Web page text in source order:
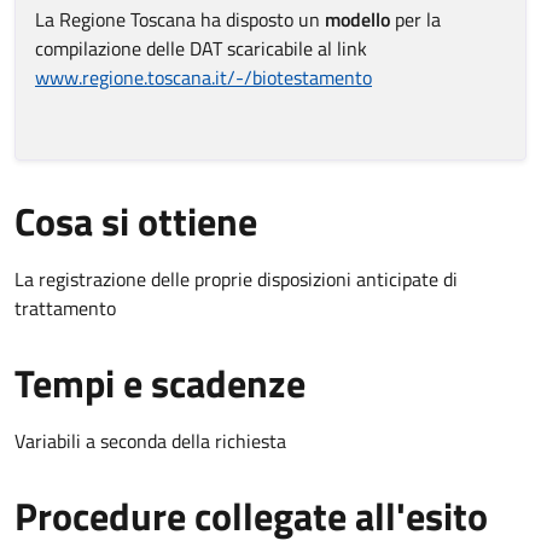
La Regione Toscana ha disposto un modello per la
compilazione delle DAT scaricabile al link
www.regione.toscana.it/-/biotestamento
Cosa si ottiene
La registrazione delle proprie disposizioni anticipate di
trattamento
Tempi e scadenze
Variabili a seconda della richiesta
Procedure collegate all'esito